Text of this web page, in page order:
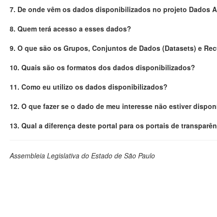
7. De onde vêm os dados disponibilizados no projeto Dados
8. Quem terá acesso a esses dados?
9. O que são os Grupos, Conjuntos de Dados (Datasets) e
10. Quais são os formatos dos dados disponibilizados?
11. Como eu utilizo os dados disponibilizados?
12. O que fazer se o dado de meu interesse não estiver
13. Qual a diferença deste portal para os portais de
Assembleia Legislativa do Estado de São Paulo